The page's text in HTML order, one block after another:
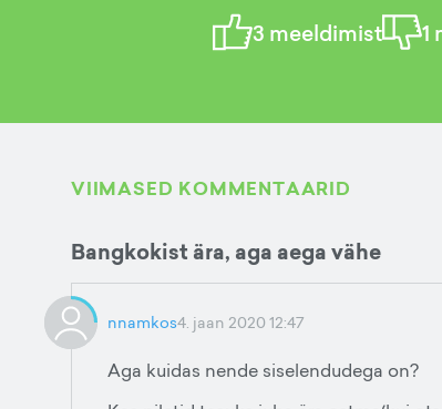
3 meeldimist 1
VIIMASED KOMMENTAARID
Bangkokist ära, aga aega vähe
nnamkos4. jaan 2020 12:47
Aga kuidas nende siselendudega on?